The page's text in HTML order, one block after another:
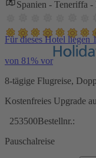
Spanien - Teneriffa
Für dieses Hotel liegen
von 81% vor
8-tägige Flugreise,
Kostenfreies Upgrade
253500Bestellnr.:
Pauschalreise